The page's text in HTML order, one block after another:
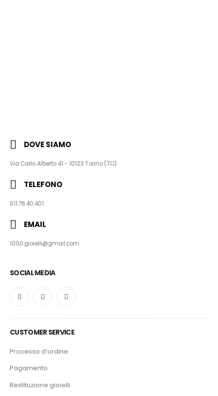
DOVE SIAMO
Via Carlo Alberto 41 - 10123 Torino (TO)
TELEFONO
011.76.40.401
EMAIL
1000.gioielli@gmail.com
SOCIAL MEDIA
CUSTOMER SERVICE
Processo d’ordine
Pagamento
Restituzione gioielli